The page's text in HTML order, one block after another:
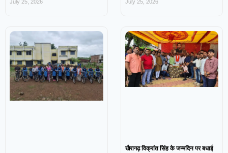
July 25, 2026 July 25, 2026
खैरागढ़ विक्रांत सिंह के जन्मदिन पर बधाई